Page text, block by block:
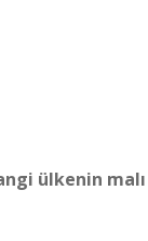
ülkenin malı